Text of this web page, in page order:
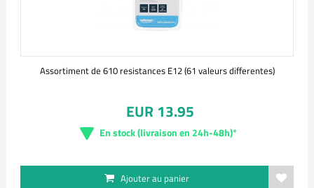
Assortiment de 610 resistances E12 (61 valeurs differentes)
EUR 13.95
En stock (livraison en 24h-48h)*
Ajouter au panier